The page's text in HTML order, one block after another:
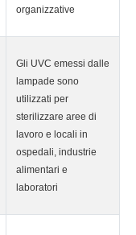
organizzative
Gli UVC emessi dalle
lampade sono
utilizzati per
sterilizzare aree di
lavoro e locali in
ospedali, industrie
alimentari e
laboratori